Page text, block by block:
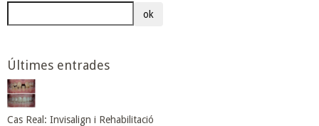
ok
Últimes entrades
Cas Real: Invisalign i Rehabilitació